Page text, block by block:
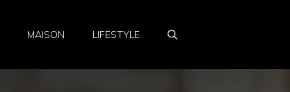
MAISON LIFESTYLE